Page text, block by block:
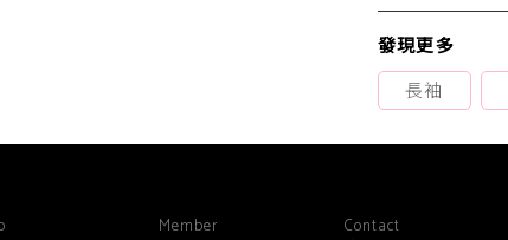
發現更多
長袖
Member Contact